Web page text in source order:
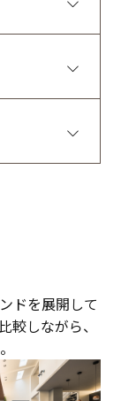
ドを展開して
較しながら、